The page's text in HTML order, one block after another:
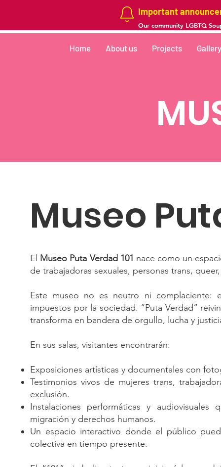
Important
Our community LGBTQ
Home About us Projects Gallery
Museo
El Museo Puta Verdad 101 nace como un
de trabajadoras sexuales, personas trans,
Este museo no es neutro ni
impuestos por la sociedad. “Puta Verdad”
transforma en bandera de orgullo, lucha y
En sus salas, visitantes encontrarán:
Exposiciones artísticas y documentales con
Testimonios vivos de mujeres trans,
exclusión.
Instalaciones performáticas y
migración y derechos humanos.
Un espacio interactivo donde el público
colectiva en tiempo presente.